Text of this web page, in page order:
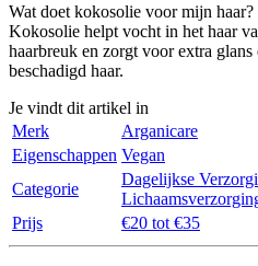
Wat doet kokosolie voor mijn haar?
Kokosolie helpt vocht in het haar
haarbreuk en zorgt voor extra
beschadigd haar.
Je vindt dit artikel in
Merk
Arganicare
Eigenschappen Vegan
Categorie
Dagelijkse
Prijs
€20 tot €35